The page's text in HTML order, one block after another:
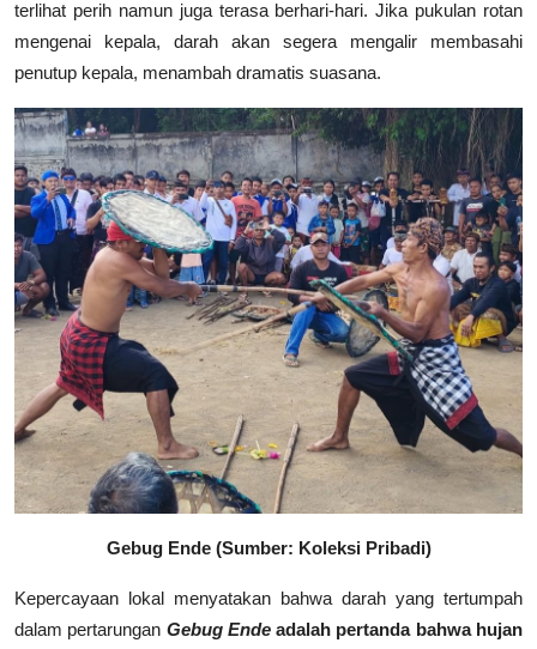
terlihat perih namun juga terasa berhari-hari. Jika pukulan rotan
mengenai kepala, darah akan segera mengalir membasahi
penutup kepala, menambah dramatis suasana.
Gebug Ende (Sumber: Koleksi Pribadi)
Kepercayaan lokal menyatakan bahwa darah yang tertumpah
dalam pertarungan Gebug Endeadalah pertanda bahwa hujan